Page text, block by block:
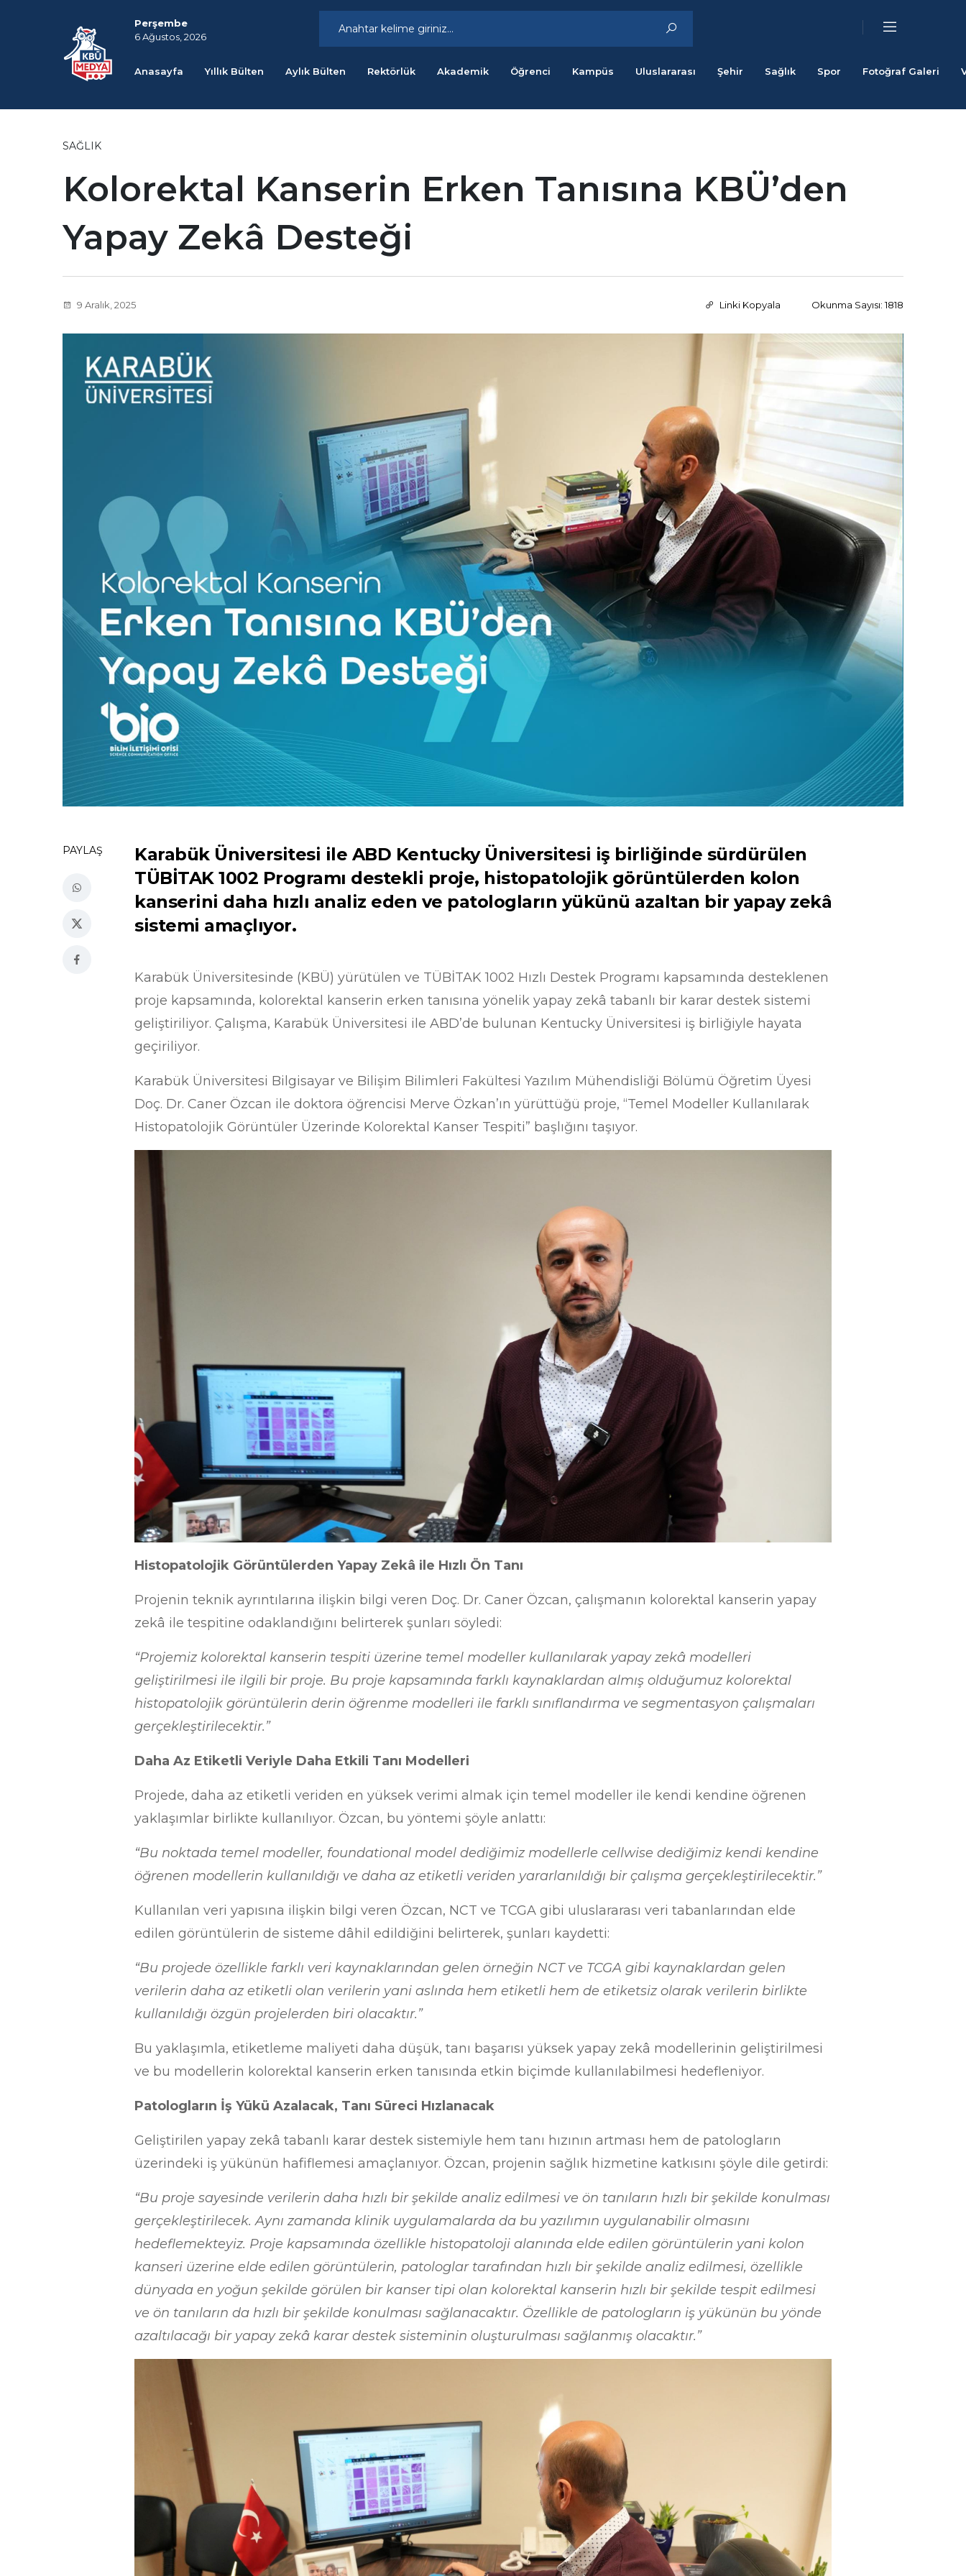
Perşembe
6 Ağustos, 2026
Anasayfa Yıllık Bülten Aylık Bülten Rektörlük Akademik Öğrenci Kampüs Uluslararası Şehir Sağlık Spor Fotoğraf Galeri
SAĞLIK
Kolorektal Kanserin Erken Tanısına KBÜ’den
Yapay Zekâ Desteği
9 Aralık, 2025 Linki Kopyala Okunma Sayısı: 1818
PAYLAŞ
Karabük Üniversitesi ile ABD Kentucky Üniversitesi iş birliğinde sürdürülen
TÜBİTAK 1002 Programı destekli proje, histopatolojik görüntülerden kolon
kanserini daha hızlı analiz eden ve patologların yükünü azaltan bir yapay zekâ
sistemi amaçlıyor.
Karabük Üniversitesinde (KBÜ) yürütülen ve TÜBİTAK 1002 Hızlı Destek Programı kapsamında desteklenen
proje kapsamında, kolorektal kanserin erken tanısına yönelik yapay zekâ tabanlı bir karar destek sistemi
geliştiriliyor. Çalışma, Karabük Üniversitesi ile ABD’de bulunan Kentucky Üniversitesi iş birliğiyle hayata
geçiriliyor.
Karabük Üniversitesi Bilgisayar ve Bilişim Bilimleri Fakültesi Yazılım Mühendisliği Bölümü Öğretim Üyesi
Doç. Dr. Caner Özcan ile doktora öğrencisi Merve Özkan’ın yürüttüğü proje, “Temel Modeller Kullanılarak
Histopatolojik Görüntüler Üzerinde Kolorektal Kanser Tespiti” başlığını taşıyor.
Histopatolojik Görüntülerden Yapay Zekâ ile Hızlı Ön Tanı
Projenin teknik ayrıntılarına ilişkin bilgi veren Doç. Dr. Caner Özcan, çalışmanın kolorektal kanserin yapay
zekâ ile tespitine odaklandığını belirterek şunları söyledi:
“Projemiz kolorektal kanserin tespiti üzerine temel modeller kullanılarak yapay zekâ modelleri
geliştirilmesi ile ilgili bir proje. Bu proje kapsamında farklı kaynaklardan almış olduğumuz kolorektal
histopatolojik görüntülerin derin öğrenme modelleri ile farklı sınıflandırma ve segmentasyon çalışmaları
gerçekleştirilecektir.”
Daha Az Etiketli Veriyle Daha Etkili Tanı Modelleri
Projede, daha az etiketli veriden en yüksek verimi almak için temel modeller ile kendi kendine öğrenen
yaklaşımlar birlikte kullanılıyor. Özcan, bu yöntemi şöyle anlattı:
“Bu noktada temel modeller, foundational model dediğimiz modellerle cellwise dediğimiz kendi kendine
öğrenen modellerin kullanıldığı ve daha az etiketli veriden yararlanıldığı bir çalışma gerçekleştirilecektir.”
Kullanılan veri yapısına ilişkin bilgi veren Özcan, NCT ve TCGA gibi uluslararası veri tabanlarından elde
edilen görüntülerin de sisteme dâhil edildiğini belirterek, şunları kaydetti:
“Bu projede özellikle farklı veri kaynaklarından gelen örneğin NCT ve TCGA gibi kaynaklardan gelen
verilerin daha az etiketli olan verilerin yani aslında hem etiketli hem de etiketsiz olarak verilerin birlikte
kullanıldığı özgün projelerden biri olacaktır.”
Bu yaklaşımla, etiketleme maliyeti daha düşük, tanı başarısı yüksek yapay zekâ modellerinin geliştirilmesi
ve bu modellerin kolorektal kanserin erken tanısında etkin biçimde kullanılabilmesi hedefleniyor.
Patologların İş Yükü Azalacak, Tanı Süreci Hızlanacak
Geliştirilen yapay zekâ tabanlı karar destek sistemiyle hem tanı hızının artması hem de patologların
üzerindeki iş yükünün hafiflemesi amaçlanıyor. Özcan, projenin sağlık hizmetine katkısını şöyle dile getirdi:
“Bu proje sayesinde verilerin daha hızlı bir şekilde analiz edilmesi ve ön tanıların hızlı bir şekilde konulması
gerçekleştirilecek. Aynı zamanda klinik uygulamalarda da bu yazılımın uygulanabilir olmasını
hedeflemekteyiz. Proje kapsamında özellikle histopatoloji alanında elde edilen görüntülerin yani kolon
kanseri üzerine elde edilen görüntülerin, patologlar tarafından hızlı bir şekilde analiz edilmesi, özellikle
dünyada en yoğun şekilde görülen bir kanser tipi olan kolorektal kanserin hızlı bir şekilde tespit edilmesi
ve ön tanıların da hızlı bir şekilde konulması sağlanacaktır. Özellikle de patologların iş yükünün bu yönde
azaltılacağı bir yapay zekâ karar destek sisteminin oluşturulması sağlanmış olacaktır.”